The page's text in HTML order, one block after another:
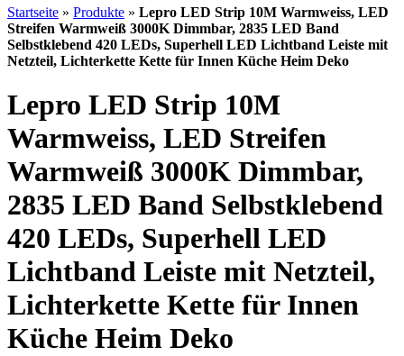
Startseite » Produkte » Lepro LED Strip 10M Warmweiss, LED
Streifen Warmweiß 3000K Dimmbar, 2835 LED Band
Selbstklebend 420 LEDs, Superhell LED Lichtband Leiste mit
Netzteil, Lichterkette Kette für Innen Küche Heim Deko
Lepro LED Strip 10M
Warmweiss, LED Streifen
Warmweiß 3000K Dimmbar,
2835 LED Band Selbstklebend
420 LEDs, Superhell LED
Lichtband Leiste mit Netzteil,
Lichterkette Kette für Innen
Küche Heim Deko